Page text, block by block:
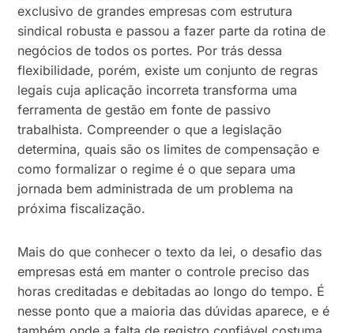
exclusivo de grandes empresas com estrutura
sindical robusta e passou a fazer parte da rotina de
negócios de todos os portes. Por trás dessa
flexibilidade, porém, existe um conjunto de regras
legais cuja aplicação incorreta transforma uma
ferramenta de gestão em fonte de passivo
trabalhista. Compreender o que a legislação
determina, quais são os limites de compensação e
como formalizar o regime é o que separa uma
jornada bem administrada de um problema na
próxima fiscalização.
Mais do que conhecer o texto da lei, o desafio das
empresas está em manter o controle preciso das
horas creditadas e debitadas ao longo do tempo. É
nesse ponto que a maioria das dúvidas aparece, e é